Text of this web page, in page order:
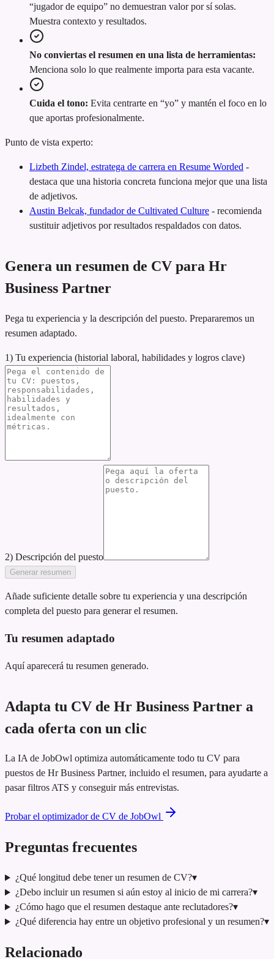
“jugador de equipo” no demuestran valor por sí solas.
Muestra contexto y resultados.
No conviertas el resumen en una lista de herramientas:
Menciona solo lo que realmente importa para esta vacante.
Cuida el tono: Evita centrarte en “yo” y mantén el foco en lo
que aportas profesionalmente.
Punto de vista experto:
Lizbeth Zindel, estratega de carrera en Resume Worded -
destaca que una historia concreta funciona mejor que una lista
de adjetivos.
Austin Belcak, fundador de Cultivated Culture - recomienda
sustituir adjetivos por resultados respaldados con datos.
Genera un resumen de CV para Hr
Business Partner
Pega tu experiencia y la descripción del puesto. Prepararemos un
resumen adaptado.
1) Tu experiencia (historial laboral, habilidades y logros clave)
2) Descripción del puesto
Generar resumen
Añade suficiente detalle sobre tu experiencia y una descripción
completa del puesto para generar el resumen.
Tu resumen adaptado
Aquí aparecerá tu resumen generado.
Adapta tu CV de Hr Business Partner a
cada oferta con un clic
La IA de JobOwl optimiza automáticamente todo tu CV para
puestos de Hr Business Partner, incluido el resumen, para ayudarte a
pasar filtros ATS y conseguir más entrevistas.
Probar el optimizador de CV de JobOwl
Preguntas frecuentes
¿Qué longitud debe tener un resumen de CV?▾
¿Debo incluir un resumen si aún estoy al inicio de mi carrera?▾
¿Cómo hago que el resumen destaque ante reclutadores?▾
¿Qué diferencia hay entre un objetivo profesional y un resumen?▾
Relacionado